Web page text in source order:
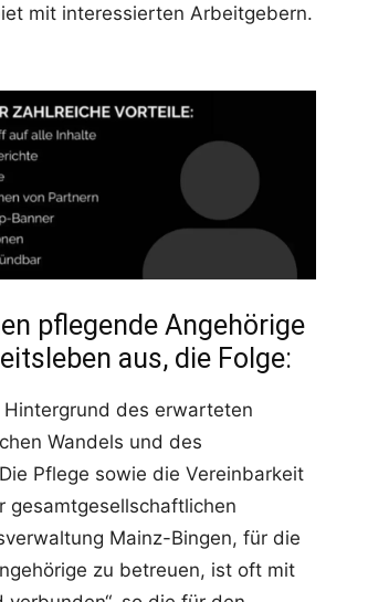
mit interessierten Arbeitgebern.
pflegende Angehörige
aus, die Folge:
des erwarteten
Wandels und des
Pflege sowie die Vereinbarkeit
gesamtgesellschaftlichen
Mainz-Bingen, für die
zu betreuen, ist oft mit